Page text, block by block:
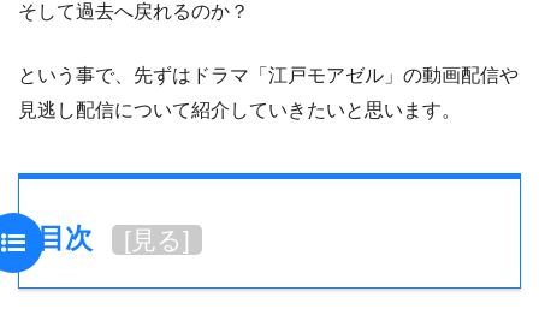
そして過去へ戻れるのか？
という事で、先ずはドラマ「江戸モアゼル」の動画配信や
見逃し配信について紹介していきたいと思います。
目次 [見る]